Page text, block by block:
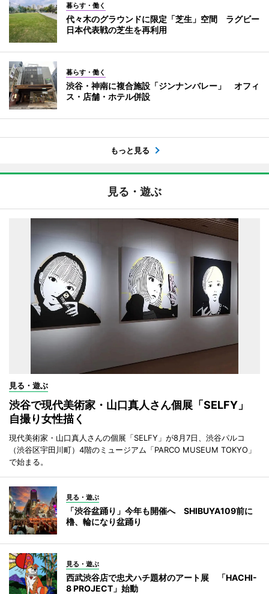
暮らす・働く
代々木のグラウンドに限定「芝生」空間 ラグビー
日本代表戦の芝生を再利用
暮らす・働く
渋谷・神南に複合施設「ジンナンバレー」 オフィ
ス・店舗・ホテル併設
もっと見る
見る・遊ぶ
見る・遊ぶ
渋谷で現代美術家・山口真人さん個展「SELFY」
自撮り女性描く
現代美術家・山口真人さんの個展「SELFY」が8月7日、渋谷パルコ
（渋谷区宇田川町）4階のミュージアム「PARCO MUSEUM TOKYO」
で始まる。
見る・遊ぶ
「渋谷盆踊り」今年も開催へ SHIBUYA109前に
櫓、輪になり盆踊り
見る・遊ぶ
西武渋谷店で忠犬ハチ題材のアート展 「HACHI-
8 PROJECT」始動